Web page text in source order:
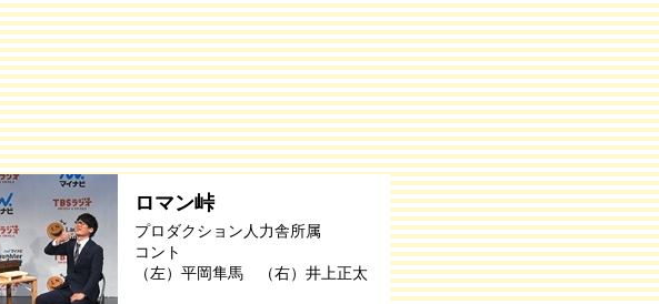
ロマン峠
プロダクション人力舎所属
コント
（左）平岡隼馬 （右）井上正太